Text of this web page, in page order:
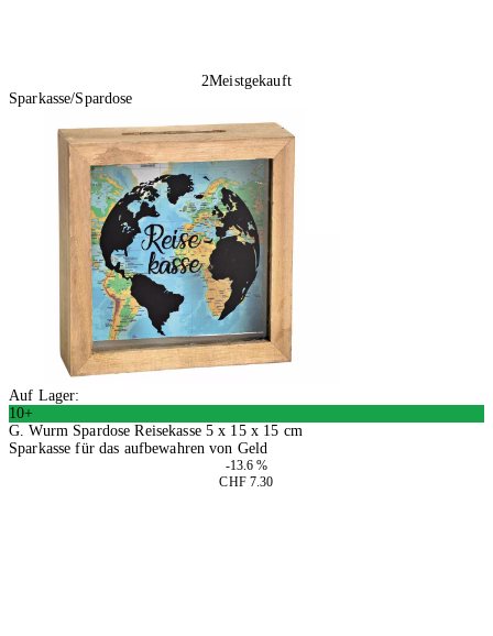
2Meistgekauft
Sparkasse/Spardose
Auf Lager:
10+
G. Wurm Spardose Reisekasse 5 x 15 x 15 cm
Sparkasse für das aufbewahren von Geld
-13.6 %
CHF 7.30